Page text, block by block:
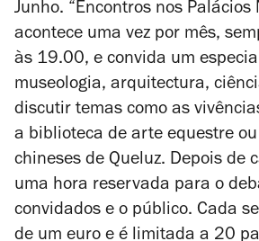
Junho. “Encontros nos Palácios
acontece uma vez por mês,
às 19.00, e convida um
museologia, arquitectura,
discutir temas como as
a biblioteca de arte equestre
chineses de Queluz. Depois de
uma hora reservada para o
convidados e o público. Cada
de um euro e é limitada a 20